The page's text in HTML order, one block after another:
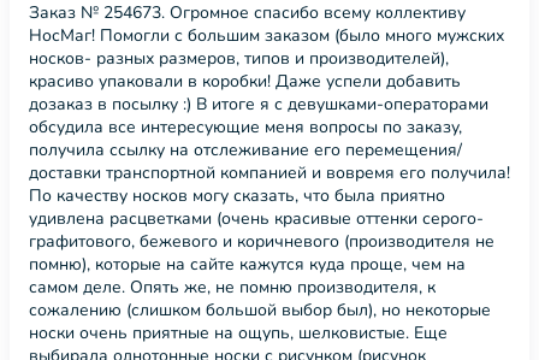
Заказ № 254673. Огромное спасибо всему коллективу
НосМаг! Помогли с большим заказом (было много мужских
носков- разных размеров, типов и производителей),
красиво упаковали в коробки! Даже успели добавить
дозаказ в посылку :) В итоге я с девушками-операторами
обсудила все интересующие меня вопросы по заказу,
получила ссылку на отслеживание его перемещения/
доставки транспортной компанией и вовремя его получила!
По качеству носков могу сказать, что была приятно
удивлена расцветками (очень красивые оттенки серого-
графитового, бежевого и коричневого (производителя не
помню), которые на сайте кажутся куда проще, чем на
самом деле. Опять же, не помню производителя, к
сожалению (слишком большой выбор был), но некоторые
носки очень приятные на ощупь, шелковистые. Еще